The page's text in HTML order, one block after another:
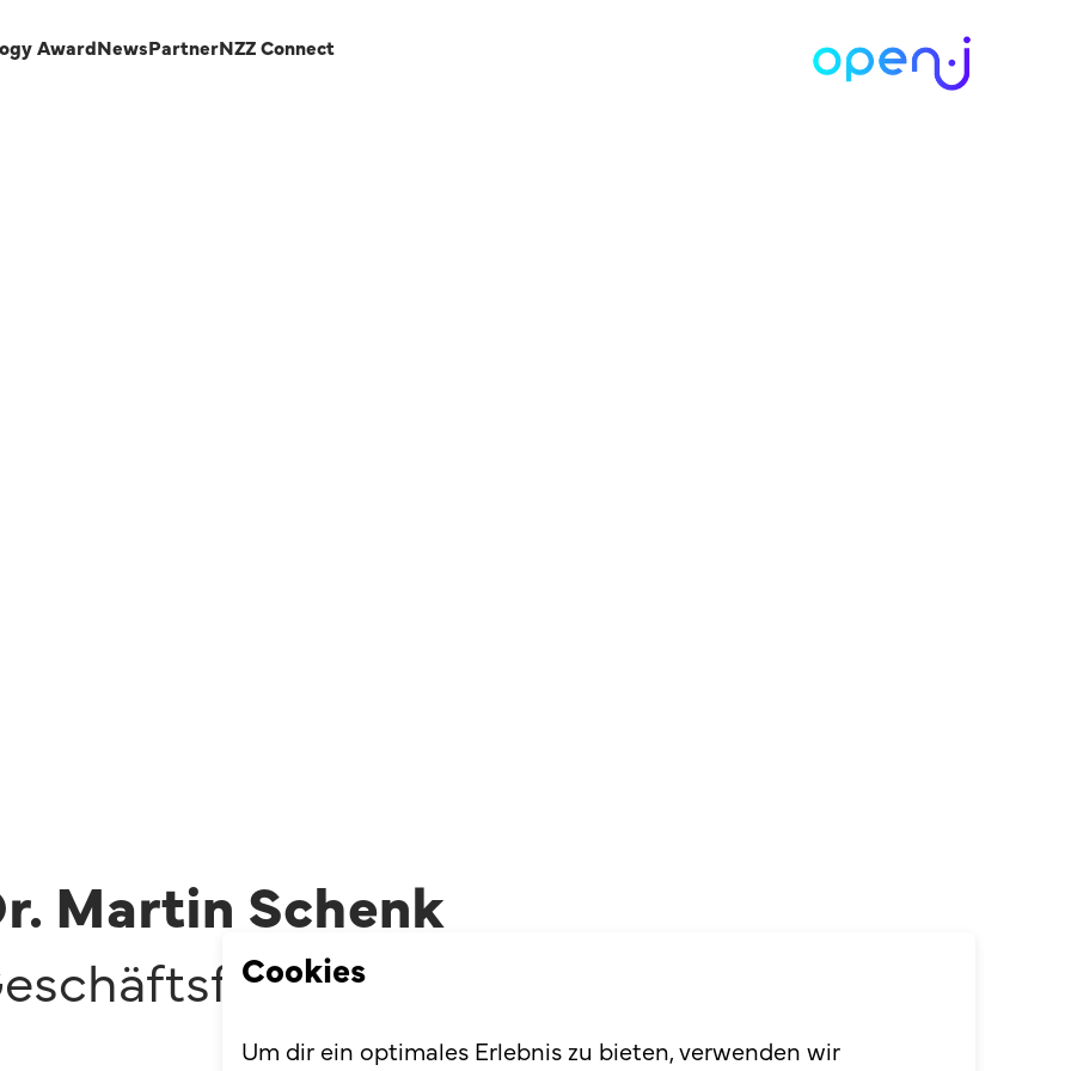
Award News PartnerNZZ Connect
Martin Schenk
,
Cookies
Um dir ein optimales Erlebnis zu bieten, verwenden wir